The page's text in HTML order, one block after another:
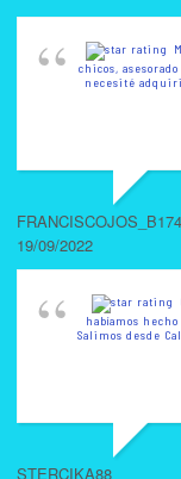
chicos,
necesité
FRANCISCOJOS_B174
19/09/2022
habíamos
Salimos desde
STERCIKA88